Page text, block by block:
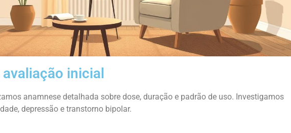
inicial
anamnese detalhada sobre dose, duração e padrão de uso. Investigamos
depressão e transtorno bipolar.